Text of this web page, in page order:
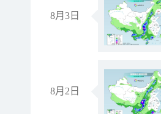
8月3日
8月2日